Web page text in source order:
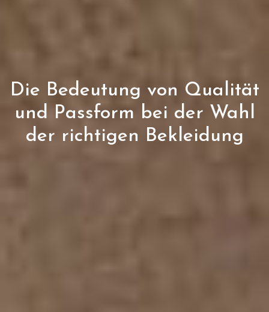
Die Bedeutung von Qualität
und Passform bei der Wahl
der richtigen Bekleidung